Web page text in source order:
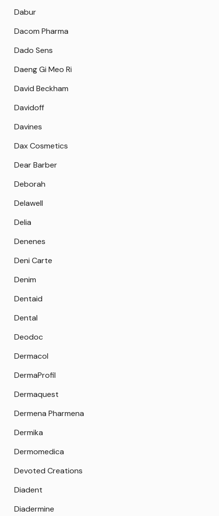
Dabur
Dacom Pharma
Dado Sens
Daeng Gi Meo Ri
David Beckham
Davidoff
Davines
Dax Cosmetics
Dear Barber
Deborah
Delawell
Delia
Denenes
Deni Carte
Denim
Dentaid
Dental
Deodoc
Dermacol
DermaProfil
Dermaquest
Dermena Pharmena
Dermika
Dermomedica
Devoted Creations
Diadent
Diadermine